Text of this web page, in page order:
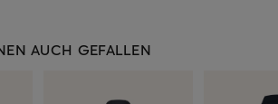
AUCH GEFALLEN